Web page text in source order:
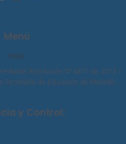
Menú
Inicio
Resolución Nº 6871 de 2013 –
de Educación de Medellín.
y Control: